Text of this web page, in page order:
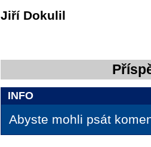
Jiří Dokulil
INFO
Abyste mohli psát